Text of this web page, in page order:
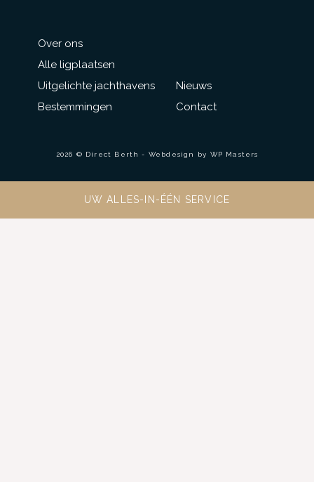
Over ons
Alle ligplaatsen
Uitgelichte jachthavens
Bestemmingen
Nieuws
Contact
2026 © Direct Berth - Webdesign by WP Masters
UW ALLES-IN-ÉÉN SERVICE